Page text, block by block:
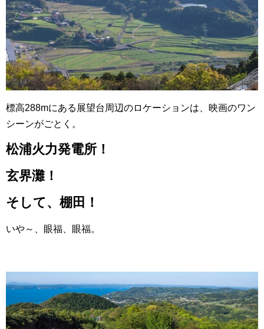
標高288mにある展望台周辺のロケーションは、映画のワン
シーンがごとく。
松浦火力発電所！
玄界灘！
そして、棚田！
いや～、眼福、眼福。